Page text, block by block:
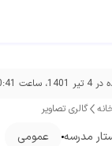
در 4 تیر 1401، ساعت 10:41
گالری تصاویر
مدرسه عمومی